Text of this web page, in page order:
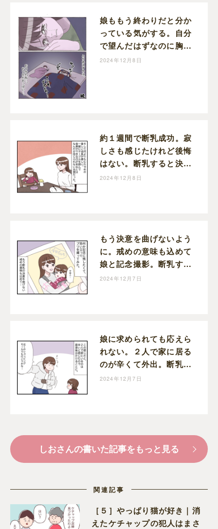
娘ももう終わりだと分か
っている気がする。自分
で望んだはずなのに胸が
締め付けられる。断乳す
2024年12月8日
約１週間で断乳成功。寂
しさも感じたけれど後悔
はない。断乳すると決め
た日［３７完］｜しおは
2024年12月8日
もう決意を曲げないよう
に。戒めの意味も込めて
娘と記念撮影。断乳する
と決めた日［３５］｜し
2024年12月7日
娘に求められても応えら
れない。２人で家に居る
のが辛くて外出。断乳す
ると決めた日［３４］｜
2024年12月7日
しおさんの書いた記事をもっと見る
関連記事
［５］やっぱり猫が好き｜消
えたケチャップの犯人はまさ